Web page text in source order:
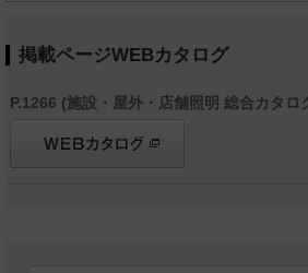
掲載ページWEBカタログ
P.1266 (施設・屋外・店舗照明 総合カタロ